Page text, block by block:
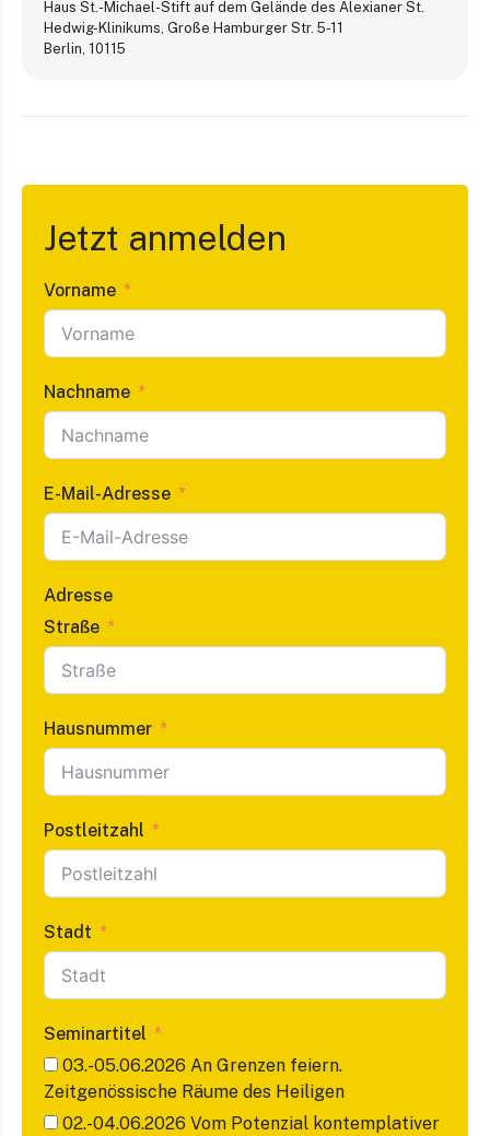
Haus St.-Michael-Stift auf dem Gelände des Alexianer St.
Hedwig-Klinikums, Große Hamburger Str. 5-11
Berlin 10115
Jetzt anmelden
Vorname
Nachname
E-Mail-Adresse
Adresse
Straße
Hausnummer
Postleitzahl
Stadt
Seminartitel
03.-05.06.2026 An Grenzen feiern.
Zeitgenössische Räume des Heiligen
02.-04.06.2026 Vom Potenzial kontemplativer